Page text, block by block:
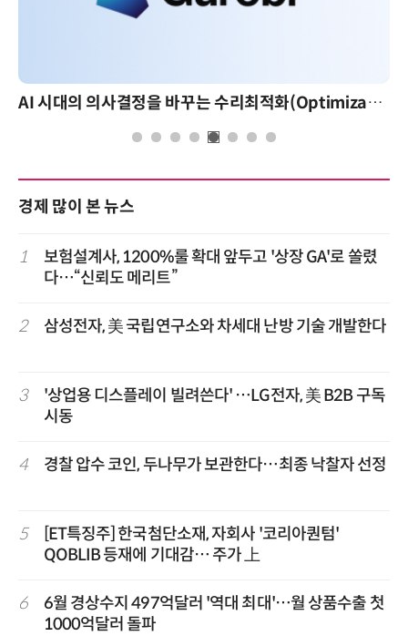
AI 시대의 의사결정을 바꾸는 수리최적화(Optimization): 실제 산업 적용 사례와 활용 전략
경제 많이 본 뉴스
1
보험설계사, 1200%룰 확대 앞두고 '상장 GA'로 쏠렸
다…“신뢰도 메리트”
2 삼성전자, 美 국립연구소와 차세대 난방 기술 개발한다
3
'상업용 디스플레이 빌려쓴다' …LG전자, 美 B2B 구독
시동
4 경찰 압수 코인, 두나무가 보관한다…최종 낙찰자 선정
5
[ET특징주] 한국첨단소재, 자회사 '코리아퀀텀'
QOBLIB 등재에 기대감… 주가 上
6
6월 경상수지 497억달러 '역대 최대'…월 상품수출 첫
1000억달러 돌파